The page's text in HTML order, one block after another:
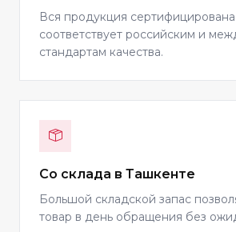
Вся продукция
соответствует российским и
стандартам качества.
Со склада в Ташкенте
Большой складской запас
товар в день обращения без